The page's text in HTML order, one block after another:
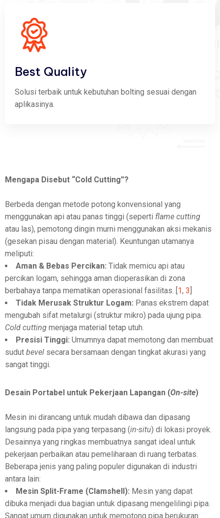
Best Quality
Solusi terbaik untuk kebutuhan bolting sesuai dengan
aplikasinya.
Mengapa Disebut “Cold Cutting”?
Berbeda dengan metode potong konvensional yang
menggunakan api atau panas tinggi (seperti flame cutting
atau las), pemotong dingin murni menggunakan aksi mekanis
(gesekan pisau dengan material). Keuntungan utamanya
meliputi:
Aman & Bebas Percikan: Tidak memicu api atau
percikan logam, sehingga aman dioperasikan di zona
berbahaya tanpa mematikan operasional fasilitas. 1, 3
Tidak Merusak Struktur Logam: Panas ekstrem dapat
mengubah sifat metalurgi (struktur mikro) pada ujung pipa.
Cold cutting menjaga material tetap utuh.
Presisi Tinggi: Umumnya dapat memotong dan membuat
sudut bevel secara bersamaan dengan tingkat akurasi yang
sangat tinggi.
Desain Portabel untuk Pekerjaan Lapangan (On-site)
Mesin ini dirancang untuk mudah dibawa dan dipasang
langsung pada pipa yang terpasang (in-situ) di lokasi proyek.
Desainnya yang ringkas membuatnya sangat ideal untuk
pekerjaan perbaikan atau pemeliharaan di ruang terbatas.
Beberapa jenis yang paling populer digunakan di industri
antara lain:
Mesin Split-Frame (Clamshell): Mesin yang dapat
dibuka menjadi dua bagian untuk dipasang mengelilingi pipa.
Sangat umum digunakan untuk memotong pipa berukuran